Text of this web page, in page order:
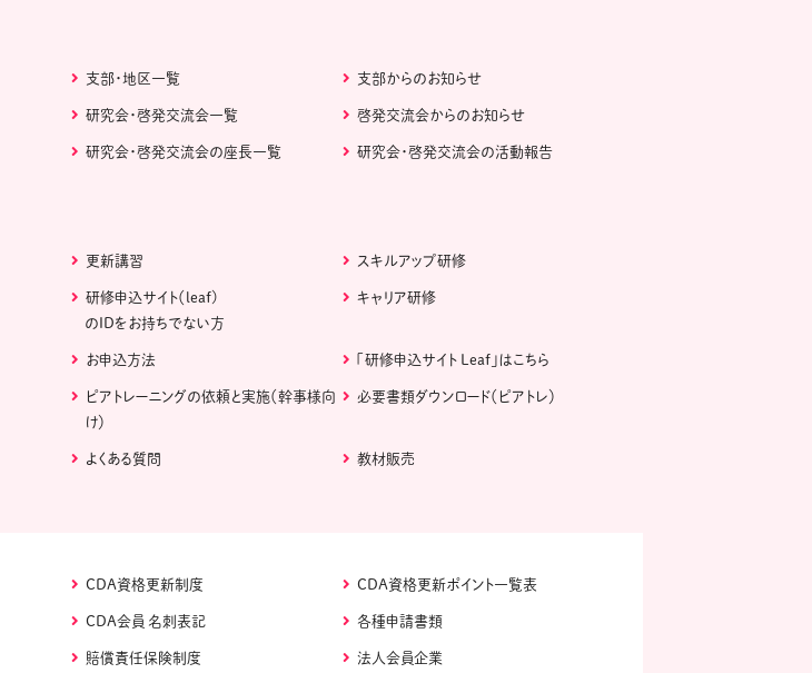
支部・地区一覧 支部からのお知らせ
研究会・啓発交流会一覧 啓発交流会からのお知らせ
研究会・啓発交流会の座長一覧 研究会・啓発交流会の活動報告
更新講習 スキルアップ研修
研修申込サイト（leaf)
のIDをお持ちでない方
キャリア研修
お申込方法 「研修申込サイト Leaf」はこちら
ピアトレーニングの依頼と実施（幹事様向
け）
必要書類ダウンロード（ピアトレ）
よくある質問 教材販売
CDA資格更新制度 CDA資格更新ポイント一覧表
CDA会員 名刺表記 各種申請書類
賠償責任保険制度 法人会員企業